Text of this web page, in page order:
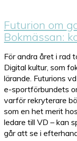
Futurion om
Bokmässan:
För andra året i rad
Digital kultur, som
lärande. Futurions
e-sportförbundets
varför rekryterare
som en het merit
ledare till VD – kan
går att se i